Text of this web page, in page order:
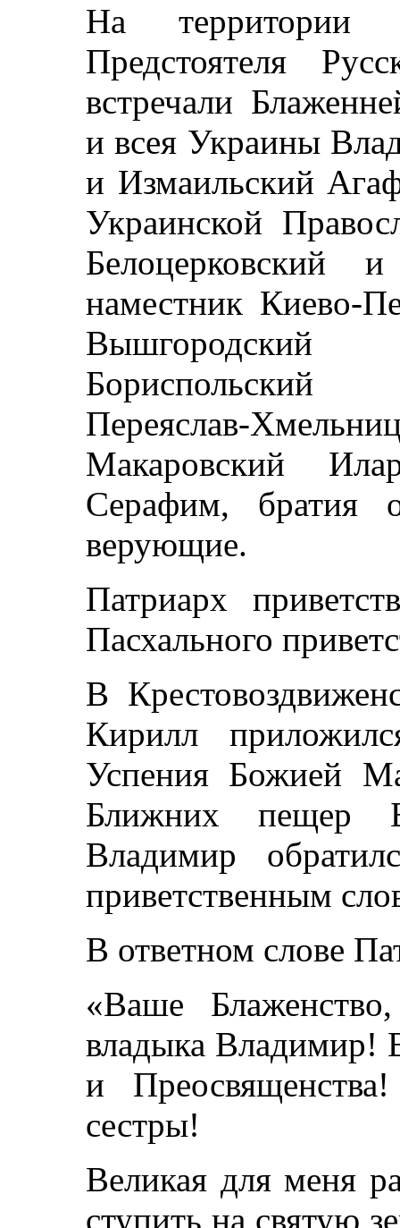
На
Предстоятеля
встречали
и всея Украины
и Измаильский
Украинской
Белоцерковский
наместник Киево-
Бориспольский
Переяслав-
Макаровский
Серафим, братия
верующие.
Патриарх
Пасхального
В
Кирилл
Успения Божией
Ближних пещер
Владимир
приветственным
В ответном слове
«Ваше
владыка Владимир!
и
сестры!
Великая для меня
ступить на святую